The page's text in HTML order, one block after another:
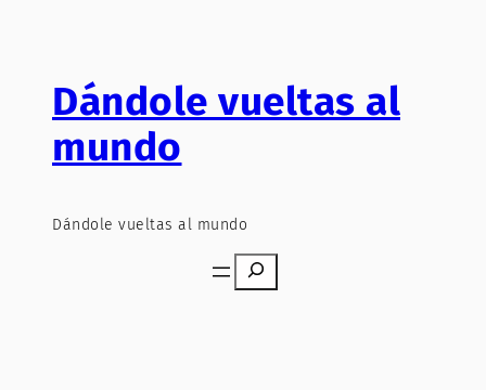
contenido
Dándole vueltas al
mundo
Dándole vueltas al mundo
Search